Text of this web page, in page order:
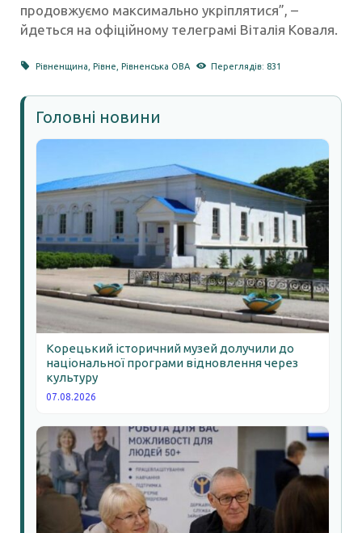
продовжуємо максимально укріплятися”, –
йдеться на офіційному телеграмі Віталія Коваля.
Рівненщина ,Рівне ,Рівненська ОВА Переглядів: 831
Головні новини
Корецький історичний музей долучили до
національної програми відновлення через
культуру
07.08.2026